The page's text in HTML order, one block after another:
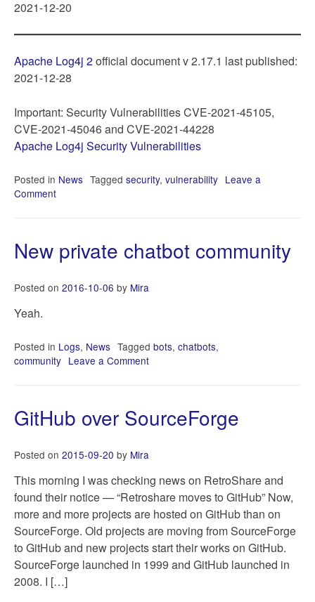
2021-12-20
Apache Log4j 2official document v 2.17.1 last published:
2021-12-28
Important: Security Vulnerabilities CVE-2021-45105,
CVE-2021-45046 and CVE-2021-44228
Apache Log4j Security Vulnerabilities
Posted in News Tagged security, vulnerability Leave a
Comment
(updating)
New private chatbot community
Posted on 2016-10-06 by Mira
Yeah.
Posted in Logs, News Tagged bots, chatbots,
community Leave a Comment
community
GitHub over SourceForge
Posted on 2015-09-20 by Mira
This morning I was checking news on RetroShare and
found their notice — “Retroshare moves to GitHub” Now,
more and more projects are hosted on GitHub than on
SourceForge. Old projects are moving from SourceForge
to GitHub and new projects start their works on GitHub.
SourceForge launched in 1999 and GitHub launched in
2008. I […]